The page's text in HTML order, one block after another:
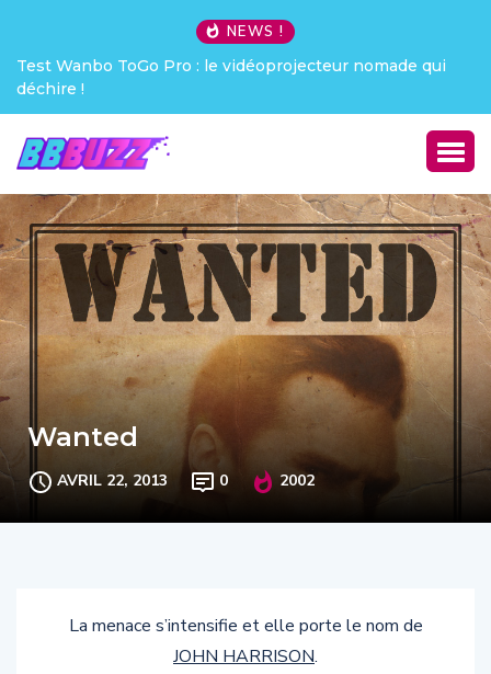
NEWS !
Test Wanbo ToGo Pro : le vidéoprojecteur nomade qui
déchire !
Wanted
AVRIL 22, 2013 0 2002
La menace s’intensifie et elle porte le nom de
JOHN HARRISON.